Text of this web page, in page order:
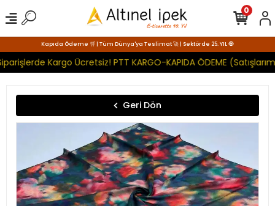
Kapıda Ödeme 🛒 | Tüm Dünya'ya Teslimat 🚀 | Sektörde 25. YIL 🧿
Kargo Ücretsiz! PTT KARGO-KAPIDA ÖDEME
0
Geri Dön